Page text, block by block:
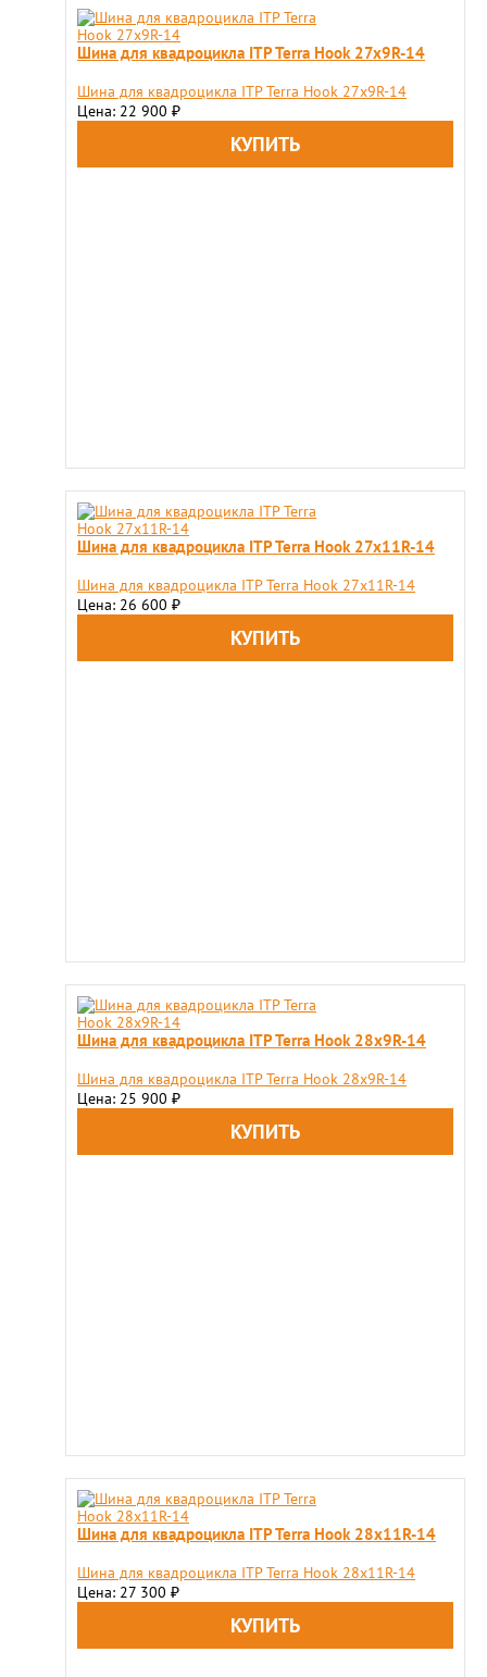
Шина для квадроцикла ITP Terra Hook 27x9R-14
Шина для квадроцикла ITP Terra Hook 27x9R-14
Цена: 22 900 ₽
Шина для квадроцикла ITP Terra Hook 27x11R-14
Шина для квадроцикла ITP Terra Hook 27x11R-14
Цена: 26 600 ₽
Шина для квадроцикла ITP Terra Hook 28x9R-14
Шина для квадроцикла ITP Terra Hook 28x9R-14
Цена: 25 900 ₽
Шина для квадроцикла ITP Terra Hook 28x11R-14
Шина для квадроцикла ITP Terra Hook 28x11R-14
Цена: 27 300 ₽